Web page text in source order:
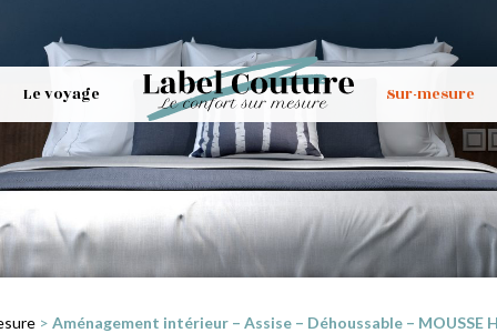
Le voyage Sur-mesure
> Aménagement intérieur – Assise – Déhoussable – MOUSSE